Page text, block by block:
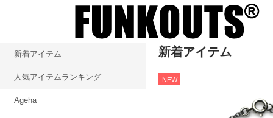
新着アイテム
人気アイテムランキング
Ageha
新着アイテム
NEW